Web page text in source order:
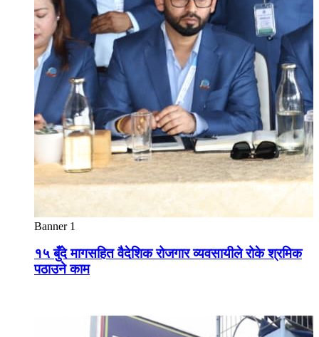
Banner 1
१५ बुँदे मागसहित वैदेशिक रोजगार व्यवसायीले रोके श्रमिक
पठाउने काम